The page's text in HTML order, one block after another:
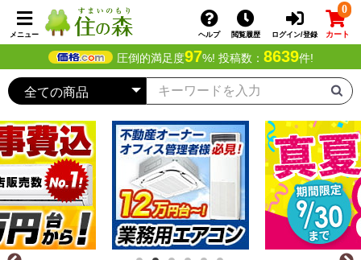
メニュー ヘルプ 閲覧履歴 ログイン/登録
0
カート
圧倒的満足度97%! 投稿数： 8639件!